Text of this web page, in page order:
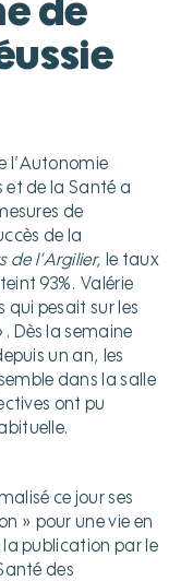
de
l’Autonomie
et de la Santé a
de
de la
de l’Argilier, le taux
93%. Valérie
qui pesait sur les
Dès la semaine
un an, les
dans la salle
ont pu
ce jour ses
» pour une vie en
publication par le
des